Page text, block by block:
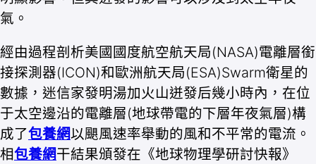
氣。
經由過程剖析美國國度航空航天局(NASA)電離層銜
接探測器(ICON)和歐洲航天局(ESA)Swarm衛星的
數據，迷信家發明湯加火山迸發后幾小時內，在位
于太空邊沿的電離層(地球帶電的下層年夜氣層)構
成了包養網以颶風速率舉動的風和不平常的電流。
相包養網干結果頒發在《地球物理學研討快報》